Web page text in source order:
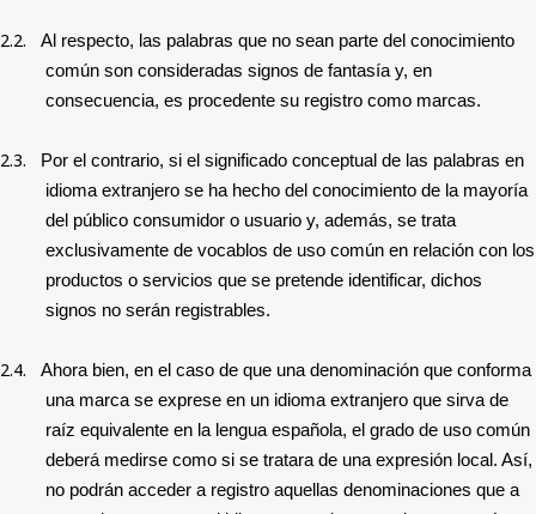
2.2.
Al respecto, las palabras que no sean parte del conocimiento
común son consideradas signos de fantasía y, en
consecuencia, es procedente su registro como marcas.
2.3.
Por el contrario, si el significado conceptual de las palabras en
idioma extranjero se ha hecho del conocimiento de la mayoría
del público consumidor o usuario y, además, se trata
exclusivamente de vocablos de uso común en relación con los
productos o servicios que se pretende identificar, dichos
signos no serán registrables.
2.4.
Ahora bien, en el caso de que una denominación que conforma
una marca se exprese en un idioma extranjero que sirva de
raíz equivalente en la lengua española, el grado de uso común
deberá medirse como si se tratara de una expresión local. Así,
no podrán acceder a registro aquellas denominaciones que a